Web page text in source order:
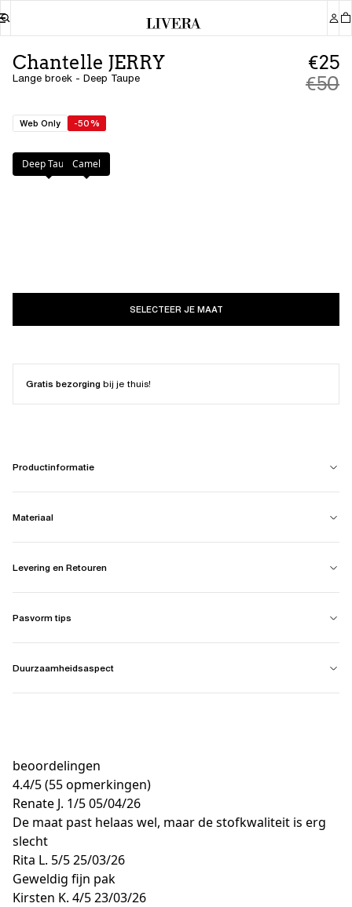
Chantelle JERRY
Lange broek - Deep Taupe
€25
€50
Web Only -50%
Kleur: Deep Taupe
Deep TaupeCamel
SELECTEER JE MAAT
Gratis bezorgingbij je thuis!
Productinformatie
Materiaal
Levering en Retouren
Pasvorm tips
Duurzaamheidsaspect
beoordelingen
4.4/5(55 opmerkingen)
Renate J. 1/505/04/26
De maat past helaas wel, maar de stofkwaliteit is erg
slecht
Rita L. 5/525/03/26
Geweldig fijn pak
Kirsten K. 4/523/03/26